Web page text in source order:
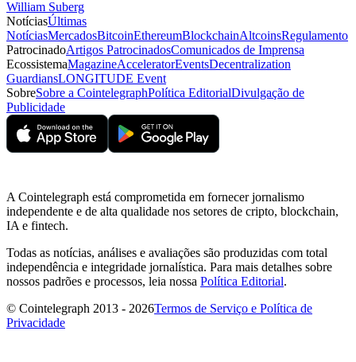
William Suberg
NotíciasÚltimas
NotíciasMercadosBitcoinEthereumBlockchainAltcoinsRegulamento
PatrocinadoArtigos PatrocinadosComunicados de Imprensa
EcossistemaMagazineAcceleratorEventsDecentralization
GuardiansLONGITUDE Event
SobreSobre a CointelegraphPolítica EditorialDivulgação de
Publicidade
A Cointelegraph está comprometida em fornecer jornalismo
independente e de alta qualidade nos setores de cripto, blockchain,
IA e fintech.
Todas as notícias, análises e avaliações são produzidas com total
independência e integridade jornalística. Para mais detalhes sobre
nossos padrões e processos, leia nossa Política Editorial.
© Cointelegraph 2013 - 2026Termos de Serviço e Política de
Privacidade